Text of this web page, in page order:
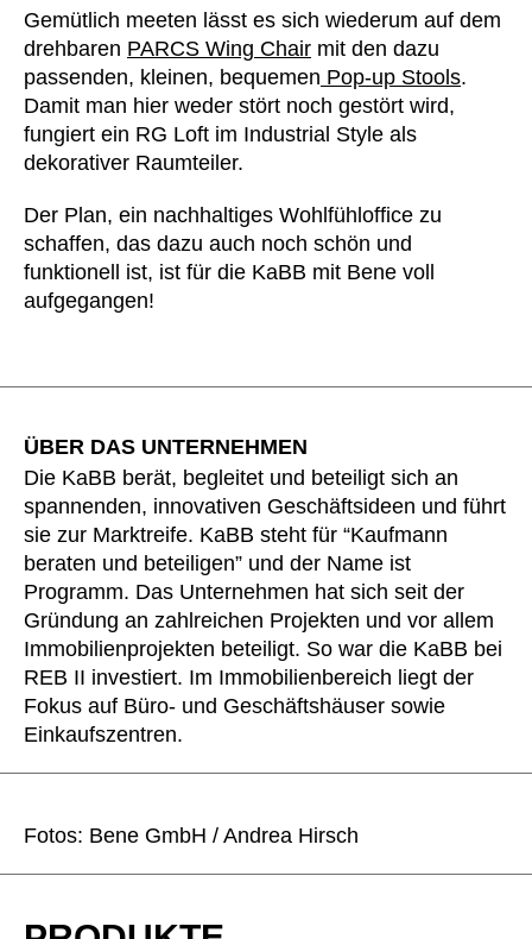
Gemütlich meeten lässt es sich wiederum auf dem
drehbaren PARCS Wing Chair mit den dazu
passenden, kleinen, bequemen Pop-up Stools.
Damit man hier weder stört noch gestört wird,
fungiert ein RG Loft im Industrial Style als
dekorativer Raumteiler.
Der Plan, ein nachhaltiges Wohlfühloffice zu
schaffen, das dazu auch noch schön und
funktionell ist, ist für die KaBB mit Bene voll
aufgegangen!
ÜBER DAS UNTERNEHMEN
Die KaBB berät, begleitet und beteiligt sich an
spannenden, innovativen Geschäftsideen und führt
sie zur Marktreife. KaBB steht für “Kaufmann
beraten und beteiligen” und der Name ist
Programm. Das Unternehmen hat sich seit der
Gründung an zahlreichen Projekten und vor allem
Immobilienprojekten beteiligt. So war die KaBB bei
REB II investiert. Im Immobilienbereich liegt der
Fokus auf Büro- und Geschäftshäuser sowie
Einkaufszentren.
Fotos: Bene GmbH / Andrea Hirsch